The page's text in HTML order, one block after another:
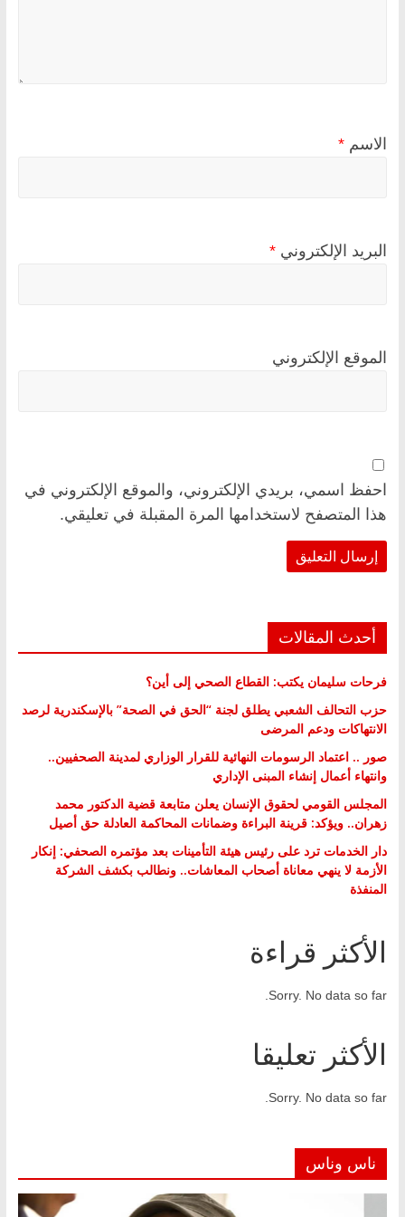
الاسم *
البريد الإلكتروني *
الموقع الإلكتروني
احفظ اسمي، بريدي الإلكتروني، والموقع الإلكتروني في
هذا المتصفح لاستخدامها المرة المقبلة في تعليقي.
أحدث المقالات
فرحات سليمان يكتب: القطاع الصحي إلى أين؟
حزب التحالف الشعبي يطلق لجنة “الحق في الصحة” بالإسكندرية لرصد
الانتهاكات ودعم المرضى
صور .. اعتماد الرسومات النهائية للقرار الوزاري لمدينة الصحفيين..
وانتهاء أعمال إنشاء المبنى الإداري
المجلس القومي لحقوق الإنسان يعلن متابعة قضية الدكتور محمد
زهران.. ويؤكد: قرينة البراءة وضمانات المحاكمة العادلة حق أصيل
دار الخدمات ترد على رئيس هيئة التأمينات بعد مؤتمره الصحفي: إنكار
الأزمة لا ينهي معاناة أصحاب المعاشات.. ونطالب بكشف الشركة
المنفذة
الأكثر قراءة
Sorry. No data so far.
الأكثر تعليقا
Sorry. No data so far.
ناس وناس